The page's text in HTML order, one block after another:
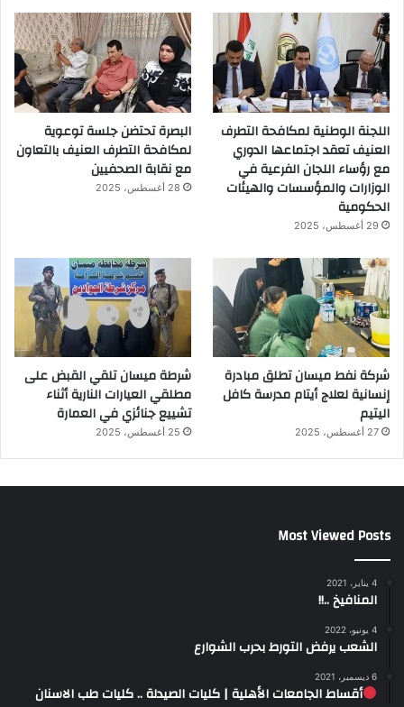
اللجنة الوطنية لمكافحة التطرف
العنيف تعقد اجتماعها الدوري
مع رؤساء اللجان الفرعية في
الوزارات والمؤسسات والهيئات
الحكومية
29 أغسطس، 2025
البصرة تحتضن جلسة توعوية
لمكافحة التطرف العنيف بالتعاون
مع نقابة الصحفيين
28 أغسطس، 2025
شركة نفط ميسان تطلق مبادرة
إنسانية لعلاج أيتام مدرسة كافل
اليتيم
27 أغسطس، 2025
شرطة ميسان تلقي القبض على
مطلقي العيارات النارية أثناء
تشييع جنائزي في العمارة
25 أغسطس، 2025
Most Viewed Posts
4 يناير، 2021
المنافيخ ..!!
4 يونيو، 2022
الشعب يرفض التورط بحرب الشوارع
6 ديسمبر، 2021
أقساط الجامعات الأهلية | كليات الصيدلة .. كليات طب الاسنان